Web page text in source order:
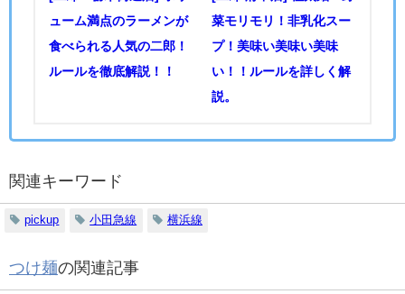
ューム満点のラーメンが
食べられる人気の二郎！
ルールを徹底解説！！
菜モリモリ！非乳化スー
プ！美味い美味い美味
い！！ルールを詳しく解
説。
関連キーワード
pickup 小田急線 横浜線
つけ麺の関連記事